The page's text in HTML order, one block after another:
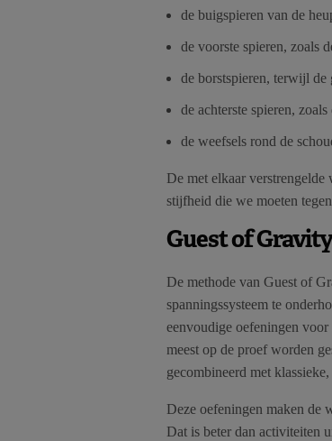
de buigspieren van de
de voorste spieren, zoals
de borstspieren, terwijl de
de achterste spieren,
de weefsels rond de
De met elkaar verstrengelde
stijfheid die we moeten
Guest of
De methode van Guest of
spanningssysteem te
eenvoudige oefeningen
meest op de proef worden
gecombineerd met
Deze oefeningen maken de
Dat is beter dan activiteiten